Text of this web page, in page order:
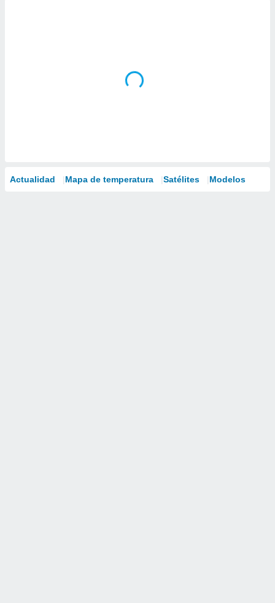
Actualidad Mapa de temperatura Satélites Modelos